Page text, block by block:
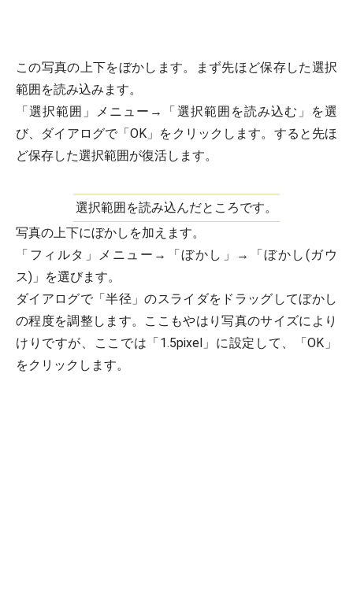
この写真の上下をぼかします。まず先ほど保存した選択
範囲を読み込みます。
「選択範囲」メニュー→「選択範囲を読み込む」を選
び、ダイアログで「OK」をクリックします。すると先ほ
ど保存した選択範囲が復活します。
選択範囲を読み込んだところです。
写真の上下にぼかしを加えます。
「フィルタ」メニュー→「ぼかし」→「ぼかし(ガウ
ス)」を選びます。
ダイアログで「半径」のスライダをドラッグしてぼかし
の程度を調整します。ここもやはり写真のサイズにより
けりですが、ここでは「1.5pixel」に設定して、「OK」
をクリックします。